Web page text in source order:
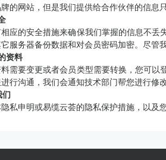
的网站，但是我们提供给合作伙伴的信息
应的安全措施来确保我们掌握的信息不
服务器备份数据和对会员密码加密。尽管
资料
需要变更或者会员类型需要转换，您可
行沟通，我们会通知技术部门帮您进行修改
们
私申明或易缆云荟的隐私保护措施，以